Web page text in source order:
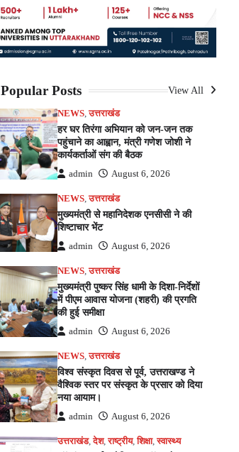
Popular Posts View All
NEWS,उत्तराखंड
हर घर तिरंगा अभियान को जन-जन तक
पहुंचाने का आह्वान, मंत्री गणेश जोशी ने
कार्यकर्ताओं संग की बैठक
admin August 6, 2026
NEWS,उत्तराखंड
मुख्यमंत्री से महानिदेशक एनसीसी ने की
शिष्टाचार भेंट
admin August 6, 2026
NEWS,उत्तराखंड
मुख्यमंत्री पुष्कर सिंह धामी के दिशा-निर्देशों
में पीएम आवास योजना (शहरी) की प्रगति
की हुई समीक्षा
admin August 6, 2026
NEWS,उत्तराखंड
विश्व संस्कृत दिवस से पूर्व, उत्तराखण्ड ने
वैश्विक स्तर पर संस्कृत के प्रसार को दिया
नया आयाम।
admin August 6, 2026
उत्तराखंड,देश,राष्ट्रीय,शिक्षा,स्वास्थ्य